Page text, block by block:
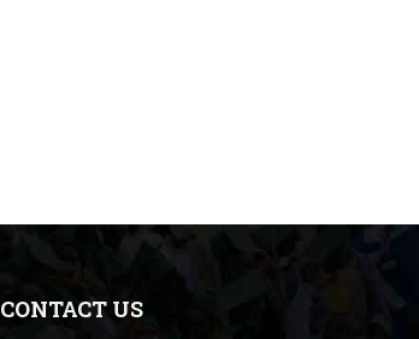
CONTACT US